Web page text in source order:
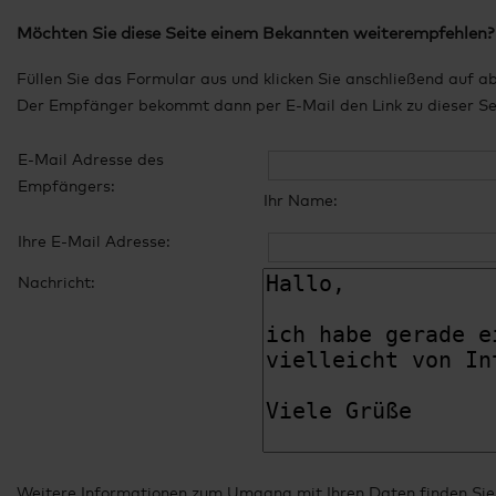
Möchten Sie diese Seite einem Bekannten weiterempfehlen?
Füllen Sie das Formular aus und klicken Sie anschließend auf
Der Empfänger bekommt dann per E-Mail den Link zu dieser
E-Mail Adresse des
Empfängers:
Ihr Name:
Ihre E-Mail Adresse:
Nachricht:
Weitere Informationen zum Umgang mit Ihren Daten finden